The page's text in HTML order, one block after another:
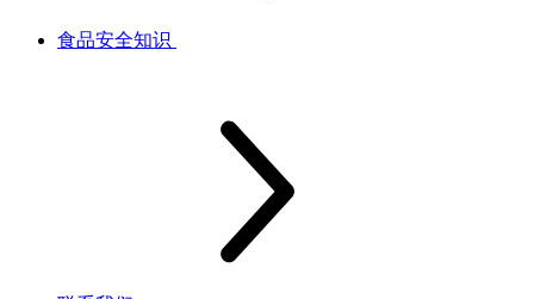
食品安全知识